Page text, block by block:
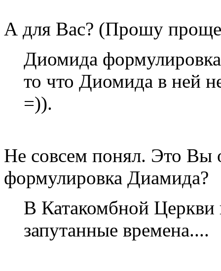
А для Вас? (Прошу
Диомида
то что Диомида в ней
=)).
Не совсем понял. Это
формулировка Диамида?
В Катакомбной
запутанные времена....